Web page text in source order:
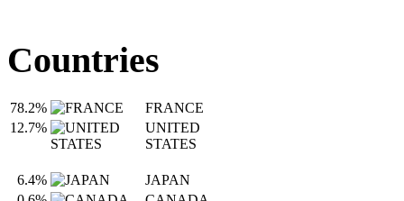
Countries
78.2%
FRANCE
12.7%
UNITED
STATES
6.4%
JAPAN